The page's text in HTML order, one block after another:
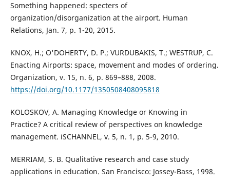
Something happened: specters of
organization/disorganization at the airport. Human
Relations, Jan. 7, p. 1-20, 2015.
KNOX, H.; O'DOHERTY, D. P.; VURDUBAKIS, T.; WESTRUP, C.
Enacting Airports: space, movement and modes of ordering.
Organization, v. 15, n. 6, p. 869–888, 2008.
https://doi.org/10.1177/1350508408095818
KOLOSKOV, A. Managing Knowledge or Knowing in
Practice? A critical review of perspectives on knowledge
management. iSCHANNEL, v. 5, n. 1, p. 5-9, 2010.
MERRIAM, S. B. Qualitative research and case study
applications in education. San Francisco: Jossey-Bass, 1998.